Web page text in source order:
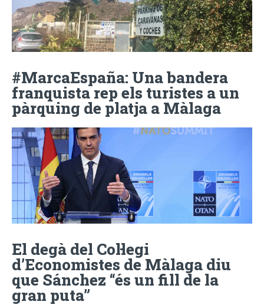
#MarcaEspaña: Una bandera
franquista rep els turistes a un
pàrquing de platja a Màlaga
El degà del Col·legi
d’Economistes de Màlaga diu
que Sánchez “és un fill de la
gran puta”